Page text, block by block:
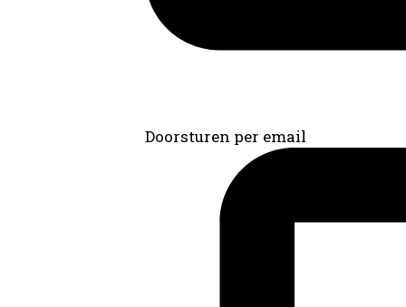
Doorsturen per email